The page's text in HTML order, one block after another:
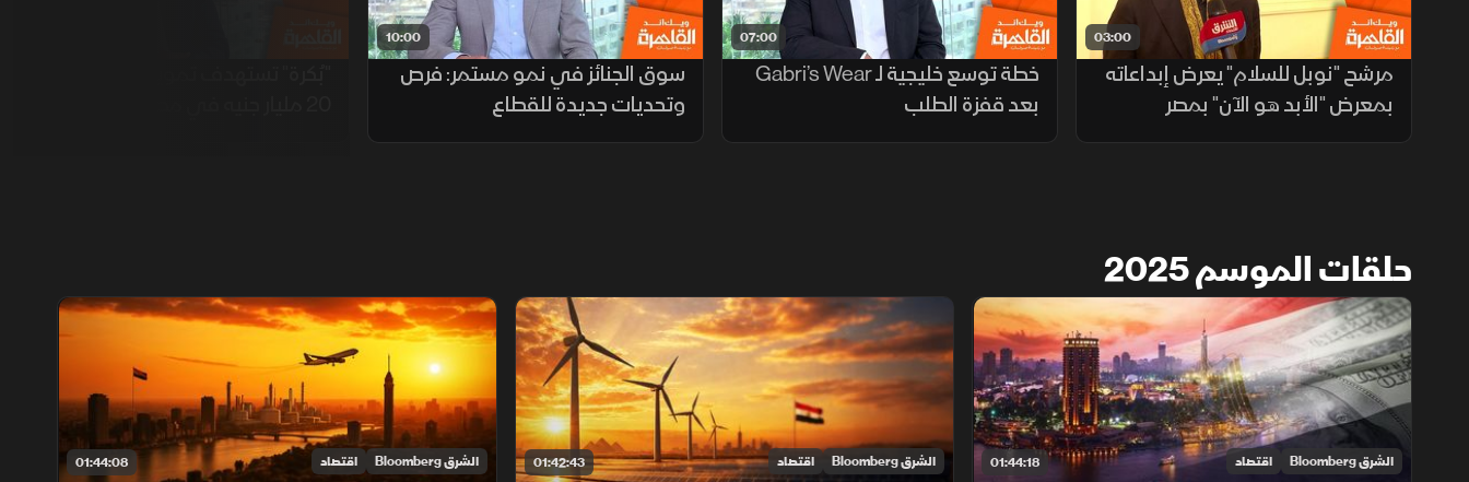
03:00
مرشح "نوبل للسلام" يعرض إبداعاته
بمعرض "الأبد هو الآن" بمصر
07:00
خطة توسع خليجية لـ Gabri’s Wear
بعد قفزة الطلب
10:00
سوق الجنائز في نمو مستمر: فرص
وتحديات جديدة للقطاع
حلقات الموسم 2025
01:44:18 الشرق Bloomberg اقتصاد 01:42:43 الشرق Bloomberg اقتصاد 01:44:08 الشرق Bloomberg اقتصاد